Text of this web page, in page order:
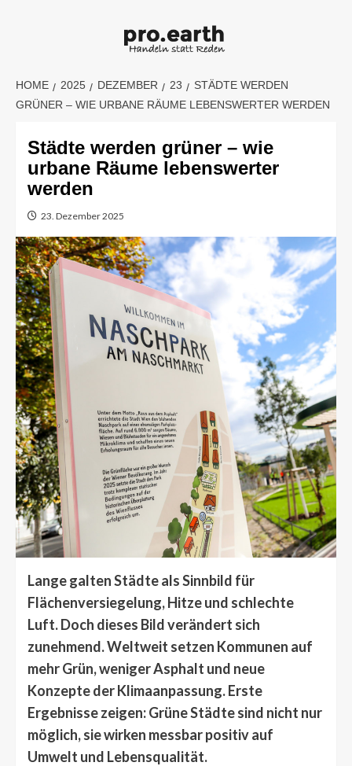
HOME 2025 DEZEMBER 23
STÄDTE WERDEN
GRÜNER – WIE URBANE RÄUME LEBENSWERTER WERDEN
Städte werden grüner – wie
urbane Räume lebenswerter
werden
23. Dezember 2025
Lange galten Städte als Sinnbild für
Flächenversiegelung, Hitze und schlechte
Luft. Doch dieses Bild verändert sich
zunehmend. Weltweit setzen Kommunen auf
mehr Grün, weniger Asphalt und neue
Konzepte der Klimaanpassung. Erste
Ergebnisse zeigen: Grüne Städte sind nicht nur
möglich, sie wirken messbar positiv auf
Umwelt und Lebensqualität.